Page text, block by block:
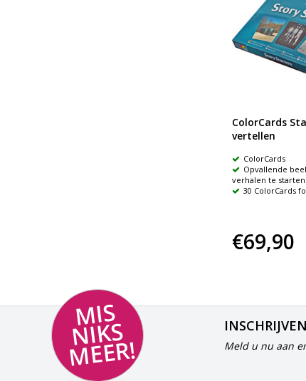
ColorCards
vertellen
ColorCards
Opvallende
verhalen te starten
30 ColorCards
€69,90
MI
S
NI
K
S
M
E
E
R! Meld u nu aan